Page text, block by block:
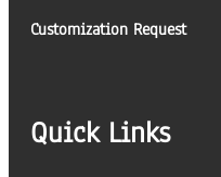
Customization Request
Quick Links